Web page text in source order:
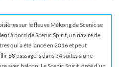
sur le fleuve Mékong de Scenic se
à bord de Scenic Spirit, un navire de
qui a été lancé en 2016 et peut
68 passagers dans 34 suites à une